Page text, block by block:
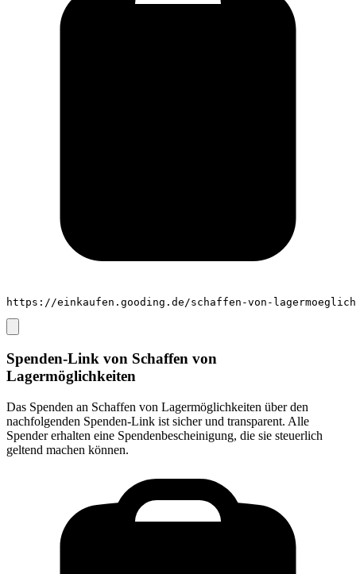
https://einkaufen.gooding.de/schaffen-von-
Spenden-Link von Schaffen von
Lagermöglichkeiten
Das Spenden an Schaffen von Lagermöglichkeiten über den
nachfolgenden Spenden-Link ist sicher und transparent. Alle
Spender erhalten eine Spendenbescheinigung, die sie steuerlich
geltend machen können.